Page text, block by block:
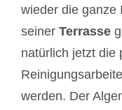
wieder die ganze
seiner Terrasse
natürlich jetzt die
werden. Der